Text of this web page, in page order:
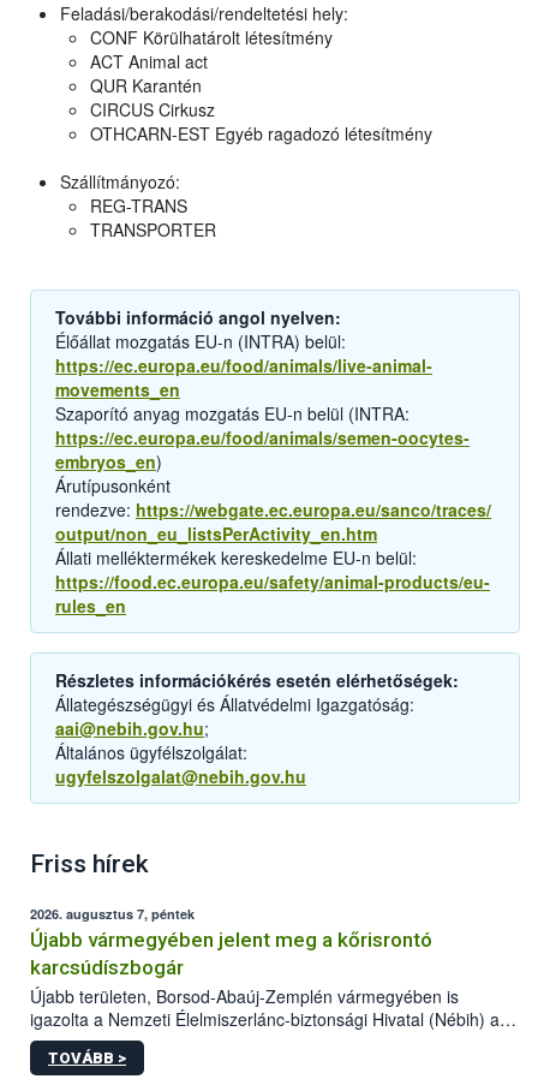
Feladási/berakodási/rendeltetési hely:
CONF Körülhatárolt létesítmény
ACT Animal act
QUR Karantén
CIRCUS Cirkusz
OTHCARN-EST Egyéb ragadozó létesítmény
Szállítmányozó:
REG-TRANS
TRANSPORTER
További információ angol nyelven:
Élőállat mozgatás EU-n (INTRA) belül:
https://ec.europa.eu/food/animals/live-animal-
movements_en
Szaporító anyag mozgatás EU-n belül (INTRA:
https://ec.europa.eu/food/animals/semen-oocytes-
embryos_en)
Árutípusonként
rendezve: https://webgate.ec.europa.eu/sanco/traces/
output/non_eu_listsPerActivity_en.htm
Állati melléktermékek kereskedelme EU-n belül:
https://food.ec.europa.eu/safety/animal-products/eu-
rules_en
Részletes információkérés esetén elérhetőségek:
Állategészségügyi és Állatvédelmi Igazgatóság:
aai@nebih.gov.hu;
Általános ügyfélszolgálat:
ugyfelszolgalat@nebih.gov.hu
Friss hírek
2026. augusztus 7, péntek
Újabb vármegyében jelent meg a kőrisrontó
karcsúdíszbogár
Újabb területen, Borsod-Abaúj-Zemplén vármegyében is
igazolta a Nemzeti Élelmiszerlánc-biztonsági Hivatal (Nébih) a
kőrisrontó karcsúdíszbogár (Agrilus planipennis) jelenlétét. A
kártevőt nem csak színcsapdában találták meg, de már fertőzött
TOVÁBB >